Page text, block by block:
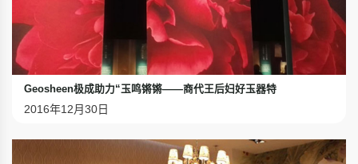
Geosheen极成助力“玉鸣锵锵——商代王后妇好玉器特
2016年12月30日